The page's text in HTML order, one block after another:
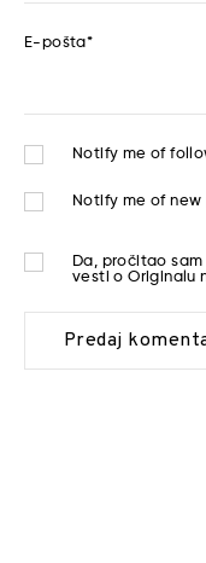
E-pošta*
Notify me of
Notify me of
Da, pročitao sam
vesti o Originalu